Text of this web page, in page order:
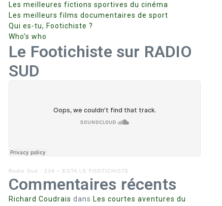
Les meilleures fictions sportives du cinéma
Les meilleurs films documentaires de sport
Qui es-tu, Footichiste ?
Who’s who
Le Footichiste sur RADIO
SUD
Radio Sud · 234 – ESTA LE FOOTICHISTE
Commentaires récents
Richard Coudrais dans Les courtes aventures du